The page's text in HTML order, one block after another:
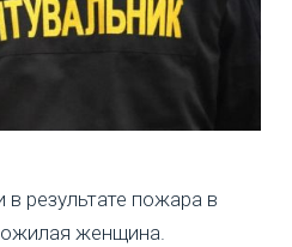
результате пожара в
женщина.